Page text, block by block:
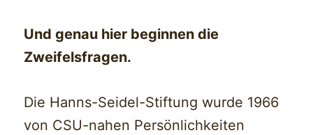
Und genau hier beginnen die
Zweifelsfragen.
Die Hanns-Seidel-Stiftung wurde 1966
von CSU-nahen Persönlichkeiten